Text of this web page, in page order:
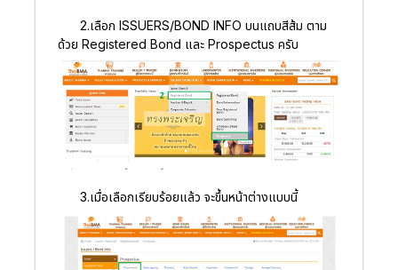
2.เลือก ISSUERS/BOND INFO บนแถบสีส้ม ตาม
ด้วย Registered Bond และ Prospectus ครับ
3.เมื่อเลือกเรียบร้อยแล้ว จะขึ้นหน้าต่างแบบนี้